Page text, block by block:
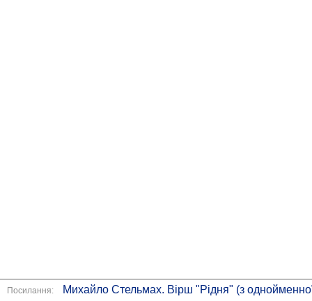
Посилання: Михайло Стельмах. Вірш "Рідня" (з однойменної